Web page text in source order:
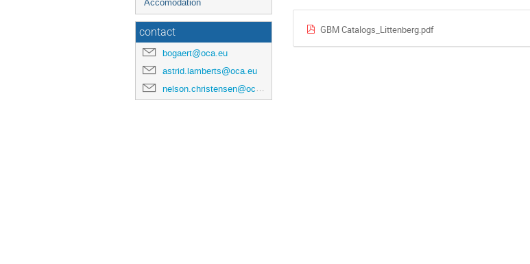
Accomodation
contact
bogaert@oca.eu
astrid.lamberts@oca.eu
nelson.christensen@oca.eu
GBM Catalogs_Littenberg.pdf